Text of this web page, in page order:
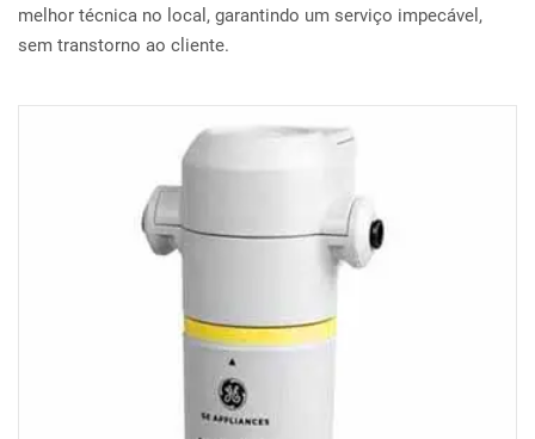
melhor técnica no local, garantindo um serviço impecável,
sem transtorno ao cliente.